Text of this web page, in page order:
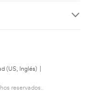
(US, Inglés)
reservados..